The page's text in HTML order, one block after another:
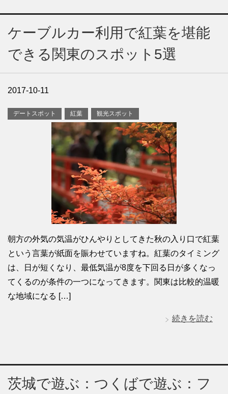
ケーブルカー利用で紅葉を堪能
できる関東のスポット5選
2017-10-11
デートスポット 紅葉 観光スポット
朝方の外気の気温がひんやりとしてきた秋の入り口で紅葉
という言葉が紙面を賑わせていますね。紅葉のタイミング
は、日が短くなり、最低気温が8度を下回る日が多くなっ
てくるのが条件の一つになってきます。関東は比較的温暖
な地域になる […]
続きを読む
茨城で遊ぶ：つくばで遊ぶ：フ